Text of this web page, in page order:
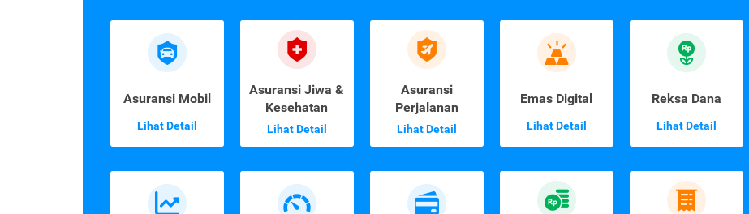
Asuransi Mobil
Lihat Detail
Asuransi Jiwa &
Kesehatan
Lihat Detail
Asuransi
Perjalanan
Lihat Detail
Emas Digital
Lihat Detail
Reksa Dana
Lihat Detail